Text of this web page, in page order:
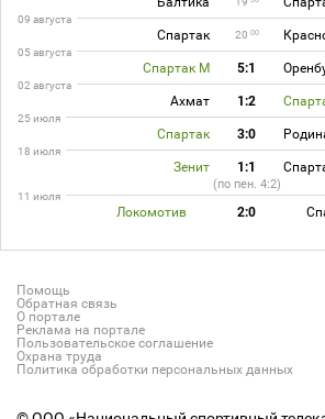
09 августа
Спартак 20 00
05 августа
Спартак М 5:1
02 августа
Ахмат 1:2
25 июля
Спартак 3:0
18 июля
Зенит 1:1
(по пен. 4:2)
11 июля
Локомотив 2:0
Помощь
Обратная связь
О портале
Реклама на портале
Пользовательское соглашение
Охрана труда
Политика обработки персональных данных